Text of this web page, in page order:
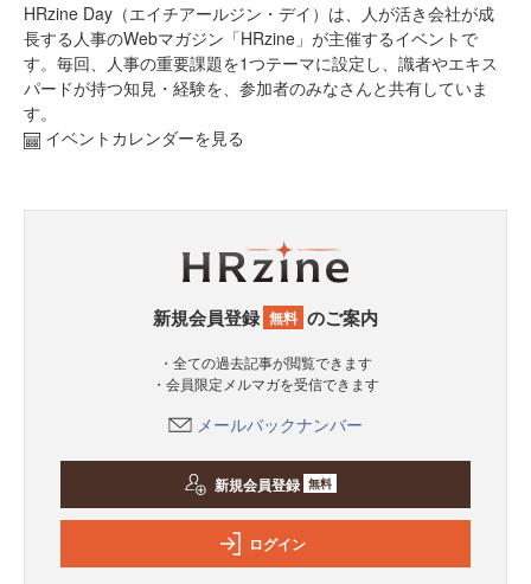
HRzine Day（エイチアールジン・デイ）は、人が活き会社が成
長する人事のWebマガジン「HRzine」が主催するイベントで
す。毎回、人事の重要課題を1つテーマに設定し、識者やエキス
パードが持つ知見・経験を、参加者のみなさんと共有していま
す。
イベントカレンダーを見る
新規会員登録 無料 のご案内
・全ての過去記事が閲覧できます
・会員限定メルマガを受信できます
メールバックナンバー
新規会員登録 無料
ログイン